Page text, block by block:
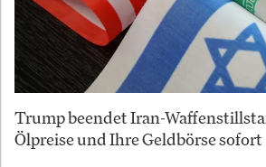
Trump beendet Iran-
Ölpreise und Ihre Geldbörse sofort